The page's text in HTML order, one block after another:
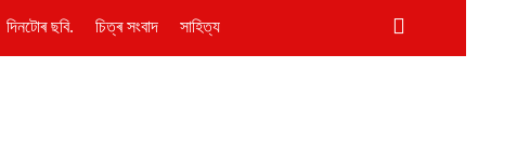
দিনটোৰ ছবি. চিত্ৰ সংবাদ সাহিত্য